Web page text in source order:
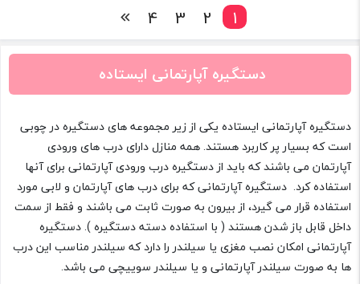
1
2
3
4
دستگیره آپارتمانی ایستاده
دستگیره آپارتمانی ایستاده یکی از زیر مجموعه های دستگیره در چوبی
است که بسیار پر کاربرد هستند. همه منازل دارای درب های ورودی
آپارتمان می باشند که باید از دستگیره درب ورودی آپارتمانی برای آنها
استفاده کرد. دستگیره آپارتمانی که برای درب های آپارتمان و لابی مورد
استفاده قرار می گیرد، از بیرون به صورت ثابت می باشند و فقط از سمت
داخل قابل باز شدن هستند ( با استفاده دسته دستگیره ). دستگیره
آپارتمانی امکان نصب مغزی یا سیلندر را دارد که سیلندر مناسب این درب
ها به صورت سیلندر آپارتمانی و یا سیلندر سوییچی می باشد.